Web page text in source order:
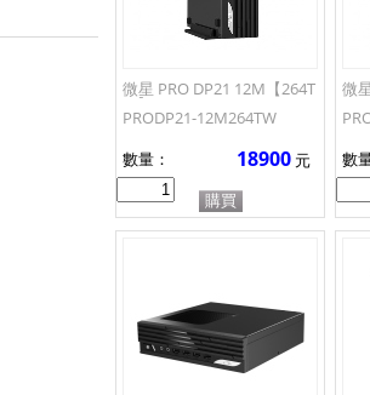
微星 PRO DP21 12M【264T
W】
PRODP21-12M264TW
數量：
18900 元
微
數